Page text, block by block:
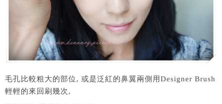
毛孔比較粗大的部位, 或是泛紅的鼻翼兩側用Designer Brush
輕輕的來回刷幾次,